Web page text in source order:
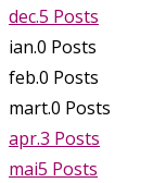
dec.5 Posts
ian.0 Posts
feb.0 Posts
mart.0 Posts
apr.3 Posts
mai5 Posts